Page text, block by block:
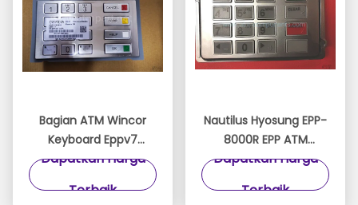
Bagian ATM Wincor
Keyboard Eppv7
Wincor EPPV7
01750255914/1750255914
Dapatkan Harga
Terbaik
Nautilus Hyosung EPP-
8000R EPP ATM
Keypad 7130020100
Dapatkan Harga
Terbaik